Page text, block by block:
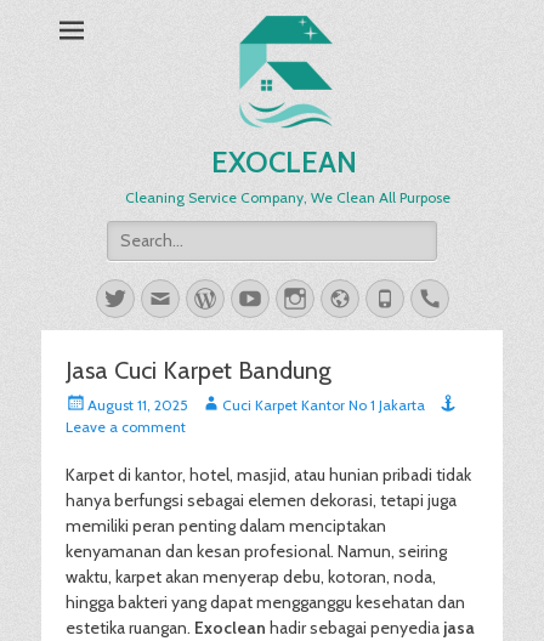
EXOCLEAN
Cleaning Service Company, We Clean All Purpose
Search
for:
TwitterEmailWordPress
YouTubeInstagram
Website
PhoneHandset
Jasa Cuci Karpet Bandung
Posted
on
August 11, 2025 AuthorCuci Karpet Kantor No 1 Jakarta
Leave a comment
Karpet di kantor, hotel, masjid, atau hunian pribadi tidak
hanya berfungsi sebagai elemen dekorasi, tetapi juga
memiliki peran penting dalam menciptakan
kenyamanan dan kesan profesional. Namun, seiring
waktu, karpet akan menyerap debu, kotoran, noda,
hingga bakteri yang dapat mengganggu kesehatan dan
estetika ruangan. Exoclean hadir sebagai penyedia jasa